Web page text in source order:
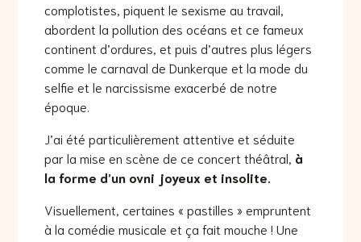
complotistes, piquent le sexisme au travail,
abordent la pollution des océans et ce fameux
continent d’ordures, et puis d’autres plus légers
comme le carnaval de Dunkerque et la mode du
selfie et le narcissisme exacerbé de notre
époque.
J’ai été particulièrement attentive et séduite
par la mise en scène de ce concert théâtral, à
la forme d’un ovni joyeux et insolite.
Visuellement, certaines « pastilles » empruntent
à la comédie musicale et ça fait mouche ! Une